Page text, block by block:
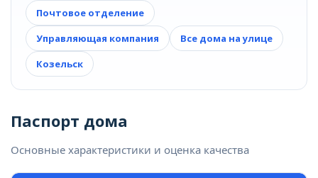
Почтовое отделение
Управляющая компания
Все дома на улице
Козельск
Паспорт дома
Основные характеристики и оценка качества